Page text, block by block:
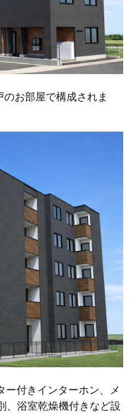
お部屋で構成されま
ー付きインターホン、メ
、浴室乾燥機付きなど設